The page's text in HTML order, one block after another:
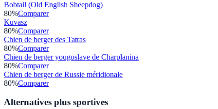
Bobtail (Old English Sheepdog)
80%Comparer
Kuvasz
80%Comparer
Chien de berger des Tatras
80%Comparer
Chien de berger yougoslave de Charplanina
80%Comparer
Chien de berger de Russie méridionale
80%Comparer
Alternatives plus sportives